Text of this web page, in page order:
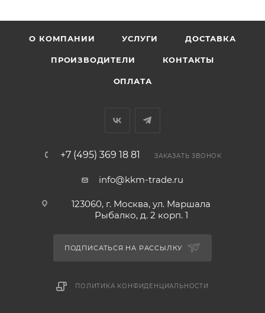
О КОМПАНИИ УСЛУГИ ДОСТАВКА
ПРОИЗВОДИТЕЛИ КОНТАКТЫ
ОПЛАТА
+7 (495) 369 18 81 ЗАКАЗАТЬ ЗВОНОК
info@kkm-trade.ru
123060, г. Москва, ул. Маршала
Рыбалко, д. 2 корп. 1
ПОДПИСАТЬСЯ НА РАССЫЛКУ
ПОЛИТИКА КОНФИДЕНЦИАЛЬНОСТИ